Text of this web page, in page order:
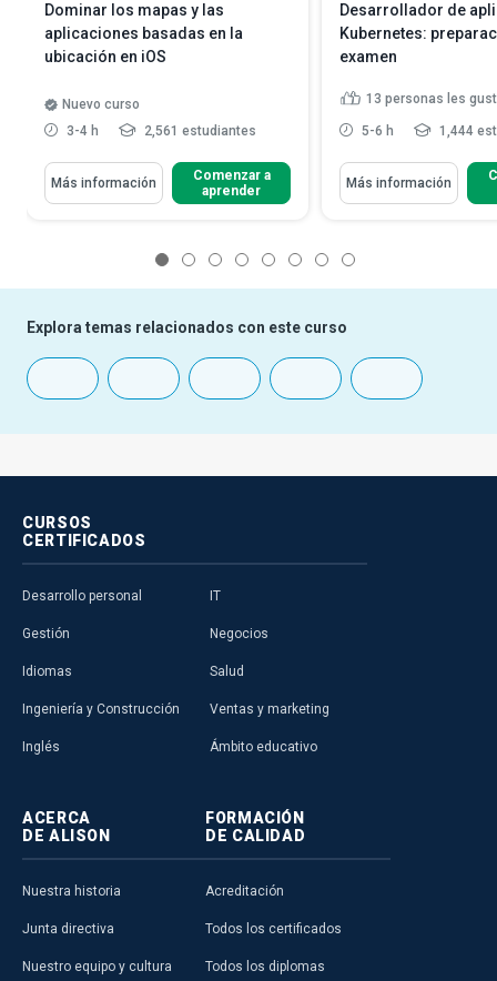
Dominar los mapas y las
aplicaciones basadas en la
ubicación en iOS
Nuevo curso
3-4 h
2,561 estudiantes
Más información
Comenzar a
aprender
Desarrollador de
Kubernetes:
examen
13 personas les
5-6 h 1,444
Más información
Explora temas relacionados con este curso
CURSOS
CERTIFICADOS
Desarrollo personal
Gestión
Idiomas
Ingeniería y Construcción
Inglés
IT
Negocios
Salud
Ventas y marketing
Ámbito educativo
ACERCA
DE ALISON
Nuestra historia
Junta directiva
Nuestro equipo y cultura
FORMACIÓN
DE CALIDAD
Acreditación
Todos los certificados
Todos los diplomas